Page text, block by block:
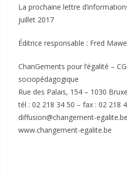
La prochaine lettre
juillet 2017
Éditrice responsable : Fred
ChanGements pour l’égalité –
sociopédagogique
Rue des Palais, 154 – 1030
tél : 02 218 34 50 – fax : 02 218
diffusion@changement-egalite.be
www.changement-egalite.be